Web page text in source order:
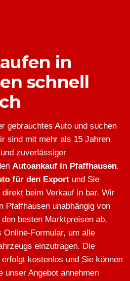
in
schnell
gebrauchtes Auto und suchen
sind mit mehr als 15 Jahren
zuverlässiger
Autoankauf in Pfaffhausen.
für den Export und Sie
beim Verkauf in bar. Wir
Pfaffhausen unabhängig von
besten Marktpreisen ab.
Online-Formular, um alle
einzutragen. Die
kostenlos und Sie können
unser Angebot annehmen